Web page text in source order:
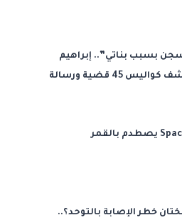
بسبب بناتي”.. إبراهيم
سعيد يكشف كواليس 45 قضية ورسالة
خطر الإصابة بالتوحد؟..